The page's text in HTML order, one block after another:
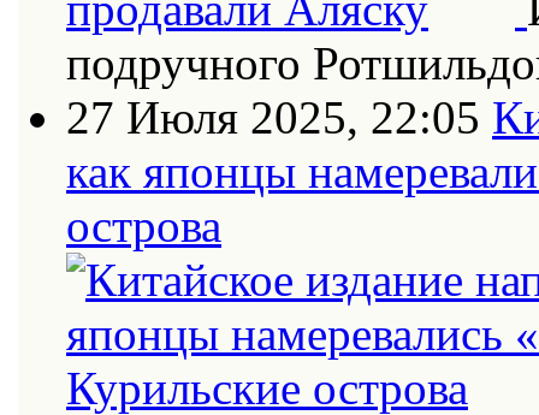
подручного
27 Июля 2025, 22:05
как японцы
острова